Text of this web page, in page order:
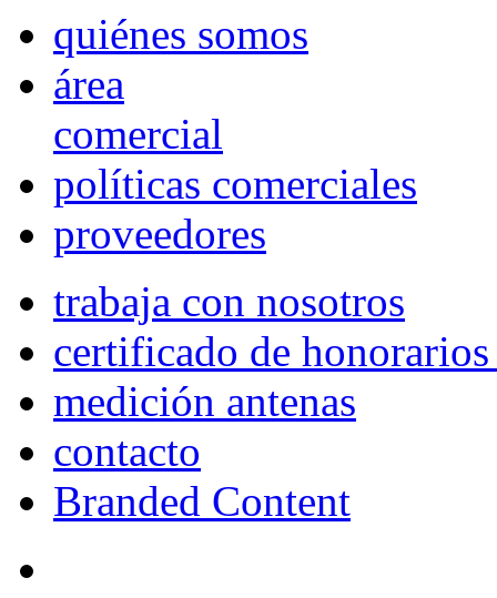
quiénes somos
área
comercial
políticas comerciales
proveedores
trabaja con nosotros
certificado de
medición antenas
contacto
Branded Content